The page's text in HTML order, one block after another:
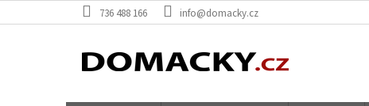
na
736 488 166 info@domacky.cz